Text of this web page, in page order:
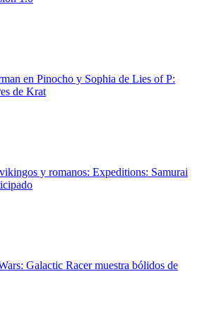
en Pinocho y Sophia de Lies of P:
de Krat
y romanos: Expeditions: Samurai
Galactic Racer muestra bólidos de